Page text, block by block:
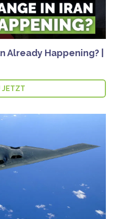
Already Happening? |
JETZT